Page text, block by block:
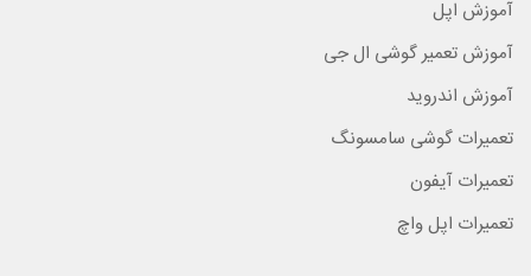
آموزش اپل
آموزش تعمیر گوشی ال جی
آموزش اندروید
تعمیرات گوشی سامسونگ
تعمیرات آیفون
تعمیرات اپل واچ